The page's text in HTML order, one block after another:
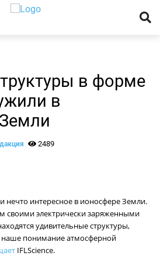
в форме
в
2489
интересное в ионосфере Земли.
своими электрически заряженными
удивительные структуры,
наше понимание атмосферной
IFLScience.